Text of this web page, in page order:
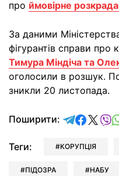
про ймовірне
За даними
фігурантів справи про
Тимура Міндіча та
оголосили в розшук.
зникли 20 листопада.
Поширити:
Теги: КОРУПЦІЯ
ПІДОЗРА НАБУ